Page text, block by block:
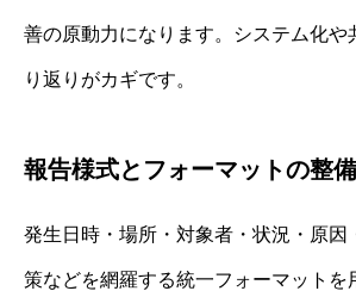
善の原動力になります。システム化や
り返りがカギです。
報告様式とフォーマットの整備
発生日時・場所・対象者・状況・原因
策などを網羅する統一フォーマットを